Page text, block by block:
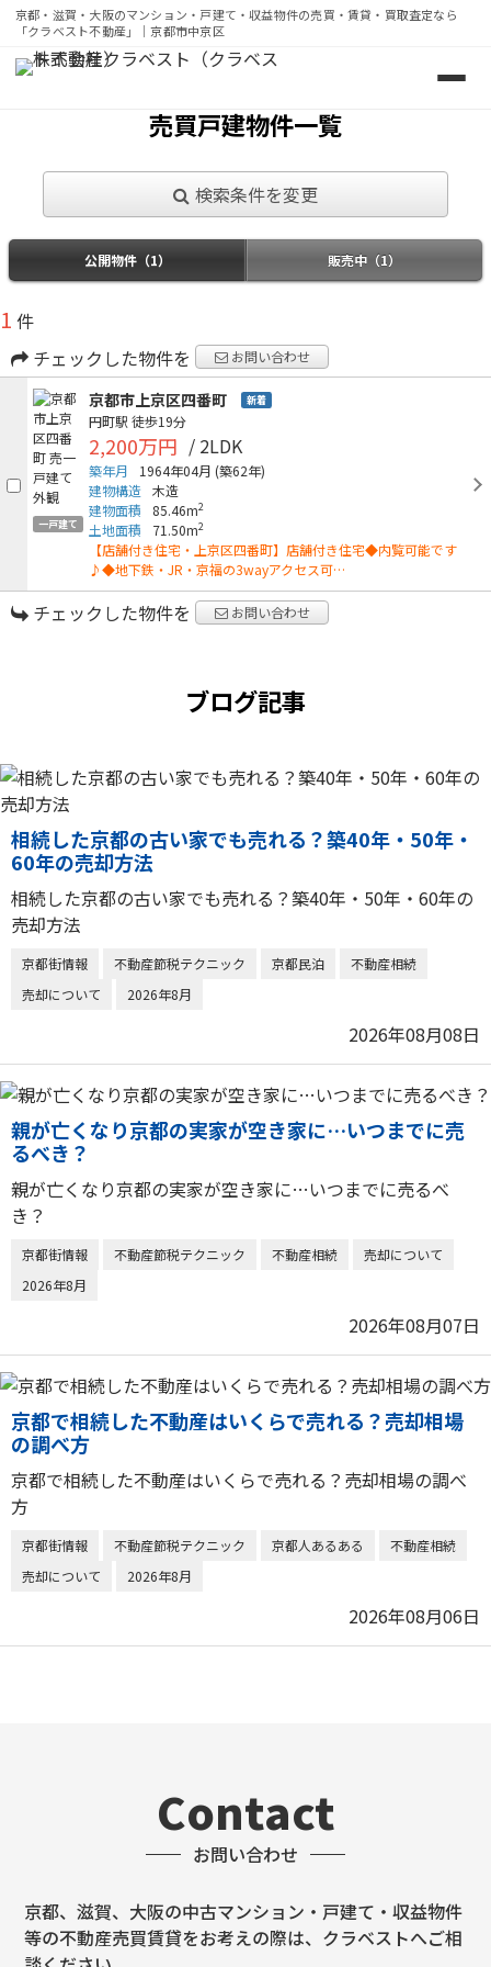
京都・滋賀・大阪のマンション・戸建て・収益物件の売買・賃貸・買取査定なら
「クラベスト不動産」｜京都市中京区
京都・滋賀・大阪のマンション・戸建て・収益物件の売
売買戸建物件一覧
検索条件を変更
公開物件（1） 販売中（1）
1 件
チェックした物件を
お問い合わせ
一戸建て
京都市上京区四番町 新着
円町駅 徒歩19分
2,200万円 / 2LDK
築年月 1964年04月 (築62年)
建物構造 木造
建物面積
85.46m2
土地面積 71.50m2
【店舗付き住宅・上京区四番町】店舗付き住宅◆内覧可能です
♪◆地下鉄・JR・京福の3wayアクセス可…
チェックした物件を お問い合わせ
ブログ記事
相続した京都の古い家でも売れる？築40年・50年・
60年の売却方法
相続した京都の古い家でも売れる？築40年・50年・60年の
売却方法
京都街情報 不動産節税テクニック 京都民泊
不動産相続
売却について
2026年8月
2026年08月08日
親が亡くなり京都の実家が空き家に…いつまでに売
るべき？
親が亡くなり京都の実家が空き家に…いつまでに売るべ
き？
京都街情報 不動産節税テクニック 不動産相続
売却について
2026年8月
2026年08月07日
京都で相続した不動産はいくらで売れる？売却相場
の調べ方
京都で相続した不動産はいくらで売れる？売却相場の調べ
方
京都街情報 不動産節税テクニック 京都人あるある
不動産相続
売却について
2026年8月
2026年08月06日
Contact
お問い合わせ
京都、滋賀、大阪の中古マンション・戸建て・収益物件
等の不動産売買賃貸をお考えの際は、クラベストへご相